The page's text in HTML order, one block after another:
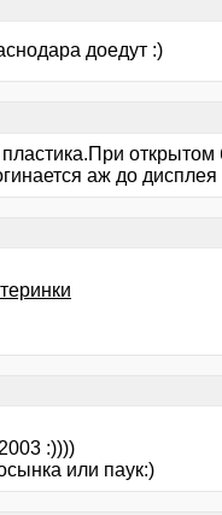
доедут :)
аж до
:))))
или паук:)